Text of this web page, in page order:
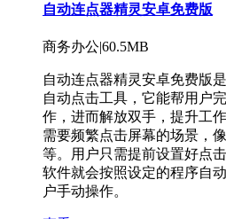
自动连点器精灵安卓免费版
商务办公|60.5MB
自动连点器精灵安卓免费版
自动点击工具，它能帮用户
作，进而解放双手，提升工
需要频繁点击屏幕的场景，
等。用户只需提前设置好点
软件就会按照设定的程序自
户手动操作。